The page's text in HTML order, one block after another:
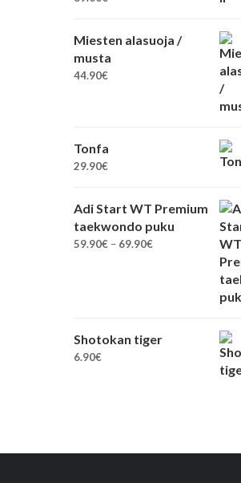
Miesten alasuoja /
musta
44.90€
Tonfa
29.90€
Adi Start WT Premium
taekwondo puku
59.90€ – 69.90€
Shotokan tiger
6.90€